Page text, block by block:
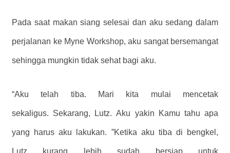
Pada saat makan siang selesai dan aku sedang dalam
perjalanan ke Myne Workshop, aku sangat bersemangat
sehingga mungkin tidak sehat bagi aku.
“Aku telah tiba. Mari kita mulai mencetak
sekaligus. Sekarang, Lutz. Aku yakin Kamu tahu apa
yang harus aku lakukan. ”Ketika aku tiba di bengkel,
Lutz kurang lebih sudah bersiap untuk